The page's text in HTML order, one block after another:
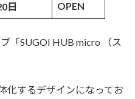
日 OPEN
「SUGOI HUB micro （ス
化するデザインになってお